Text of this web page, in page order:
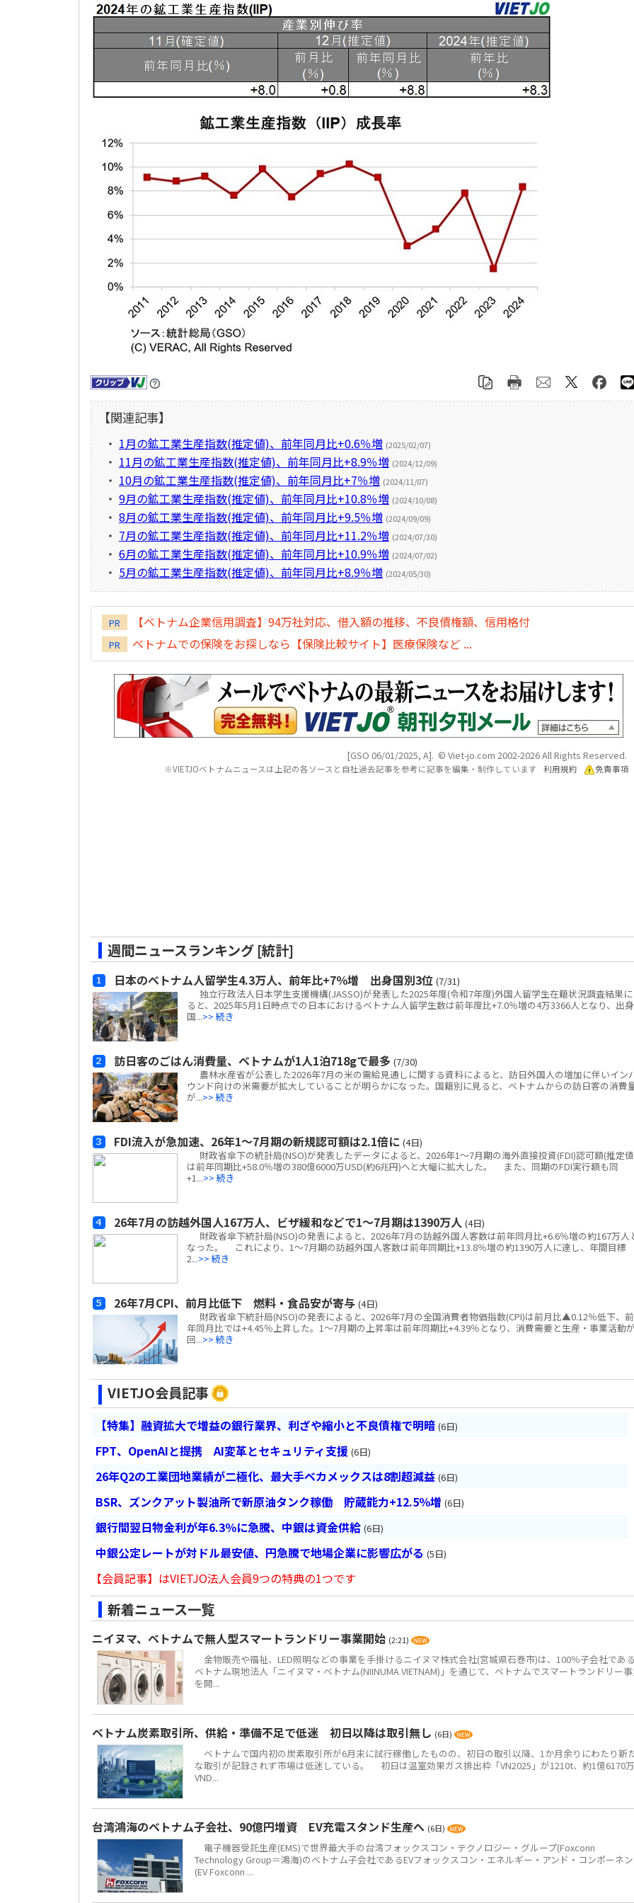
【関連記事】
・ 1月の鉱工業生産指数(推定値)、前年同月比+0.6％増 (2025/02/07)
・ 11月の鉱工業生産指数(推定値)、前年同月比+8.9％増 (2024/12/09)
・ 10月の鉱工業生産指数(推定値)、前年同月比+7％増 (2024/11/07)
・ 9月の鉱工業生産指数(推定値)、前年同月比+10.8％増 (2024/10/08)
・ 8月の鉱工業生産指数(推定値)、前年同月比+9.5％増 (2024/09/09)
・ 7月の鉱工業生産指数(推定値)、前年同月比+11.2％増 (2024/07/30)
・ 6月の鉱工業生産指数(推定値)、前年同月比+10.9％増 (2024/07/02)
・ 5月の鉱工業生産指数(推定値)、前年同月比+8.9％増 (2024/05/30)
PR 【ベトナム企業信用調査】94万社対応、借入額の推移、不良債権額、信用格付
PR ベトナムでの保険をお探しなら【保険比較サイト】医療保険など ...
[GSO 06/01/2025, A]. © Viet-jo.com 2002-2026 All Rights Reserved.
※VIETJOベトナムニュースは上記の各ソースと自社過去記事を参考に記事を編集・制作しています 利用規約 免責事項
週間ニュースランキング [統計]
日本のベトナム人留学生4.3万人、前年比+7％増 出身国別3位 (7/31)
独立行政法人日本学生支援機構(JASSO)が発表した2025年度(令和7年度)外国人留学生在籍状況調査結果に
ると、2025年5月1日時点での日本におけるベトナム人留学生数は前年度比+7.0％増の4万3366人となり、出身
国...>> 続き
訪日客のごはん消費量、ベトナムが1人1泊718gで最多 (7/30)
農林水産省が公表した2026年7月の米の需給見通しに関する資料によると、訪日外国人の増加に伴いイン
ウンド向けの米需要が拡大していることが明らかになった。国籍別に見ると、ベトナムからの訪日客の消費
が...>> 続き
FDI流入が急加速、26年1～7月期の新規認可額は2.1倍に (4日)
財政省傘下の統計局(NSO)が発表したデータによると、2026年1～7月期の海外直接投資(FDI)認可額(推定
は前年同期比+58.0％増の380億6000万USD(約6兆円)へと大幅に拡大した。 また、同期のFDI実行額も同
+1...>> 続き
26年7月の訪越外国人167万人、ビザ緩和などで1～7月期は1390万人 (4日)
財政省傘下統計局(NSO)の発表によると、2026年7月の訪越外国人客数は前年同月比+6.6％増の約167万人
なった。 これにより、1～7月期の訪越外国人客数は前年同期比+13.8％増の約1390万人に達し、年間目標
2...>> 続き
26年7月CPI、前月比低下 燃料・食品安が寄与 (4日)
財政省傘下統計局(NSO)の発表によると、2026年7月の全国消費者物価指数(CPI)は前月比▲0.12％低下、前
年同月比では+4.45％上昇した。1～7月期の上昇率は前年同期比+4.39％となり、消費需要と生産・事業活動が
回...>> 続き
VIETJO会員記事
【特集】融資拡大で増益の銀行業界、利ざや縮小と不良債権で明暗 (6日)
FPT、OpenAIと提携 AI変革とセキュリティ支援 (6日)
26年Q2の工業団地業績が二極化、最大手ベカメックスは8割超減益 (6日)
BSR、ズンクアット製油所で新原油タンク稼働 貯蔵能力+12.5％増 (6日)
銀行間翌日物金利が年6.3％に急騰、中銀は資金供給 (6日)
中銀公定レートが対ドル最安値、円急騰で地場企業に影響広がる (5日)
【会員記事】はVIETJO法人会員9つの特典の1つです
新着ニュース一覧
ニイヌマ、ベトナムで無人型スマートランドリー事業開始 (2:21)
金物販売や福祉、LED照明などの事業を手掛けるニイヌマ株式会社(宮城県石巻市)は、100％子会社である
ベトナム現地法人「ニイヌマ・ベトナム(NIINUMA VIETNAM)」を通じて、ベトナムでスマートランドリー
を開...
ベトナム炭素取引所、供給・準備不足で低迷 初日以降は取引無し (6日)
ベトナムで国内初の炭素取引所が6月末に試行稼働したものの、初日の取引以降、1か月余りにわたり新
な取引が記録されず市場は低迷している。 初日は温室効果ガス排出枠「VN2025」が1210t、約1億6170万
VND...
台湾鴻海のベトナム子会社、90億円増資 EV充電スタンド生産へ (6日)
電子機器受託生産(EMS)で世界最大手の台湾フォックスコン・テクノロジー・グループ(Foxconn
Technology Group＝鴻海)のベトナム子会社であるEVフォックスコン・エネルギー・アンド・コンポーネ
(EV Foxconn ...